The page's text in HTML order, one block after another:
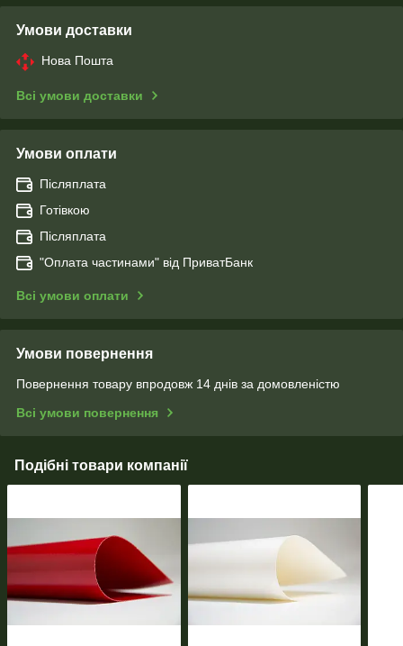
Умови доставки
Нова Пошта
Всі умови доставки
Умови оплати
Післяплата
Готівкою
Післяплата
"Оплата чаcтинами" від ПриватБанк
Всі умови оплати
Умови повернення
Повернення товару впродовж 14 днів за домовленістю
Всі умови повернення
Подібні товари компанії